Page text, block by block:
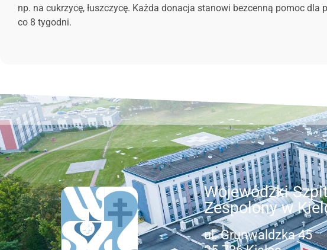
np. na cukrzycę, łuszczycę. Każda donacja stanowi bezcenną pomoc
co 8 tygodni.
Wojewódzki
Zespolony w
ul. Grunwaldzka 45